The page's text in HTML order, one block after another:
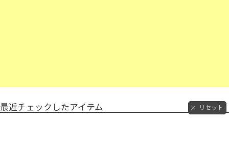
最近チェックしたアイテム リセット